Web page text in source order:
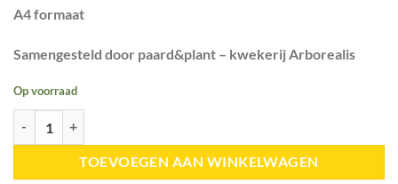
A4 formaat
Samengesteld door paard&plant – kwekerij Arborealis
Op voorraad
TOEVOEGEN AAN WINKELWAGEN